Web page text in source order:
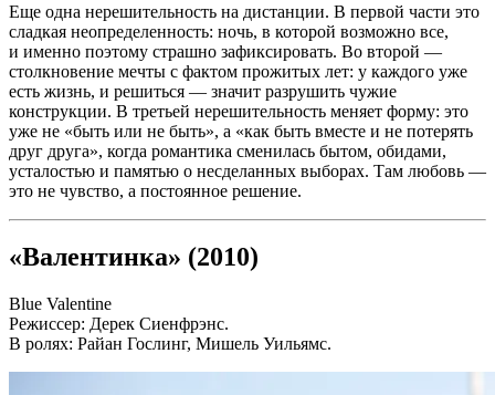
Еще одна нерешительность на дистанции. В первой части это
сладкая неопределенность: ночь, в которой возможно все,
и именно поэтому страшно зафиксировать. Во второй —
столкновение мечты с фактом прожитых лет: у каждого уже
есть жизнь, и решиться — значит разрушить чужие
конструкции. В третьей нерешительность меняет форму: это
уже не «быть или не быть», а «как быть вместе и не потерять
друг друга», когда романтика сменилась бытом, обидами,
усталостью и памятью о несделанных выборах. Там любовь —
это не чувство, а постоянное решение.
«Валентинка» (2010)
Blue Valentine
Режиссер: Дерек Сиенфрэнс.
В ролях: Райан Гослинг, Мишель Уильямс.